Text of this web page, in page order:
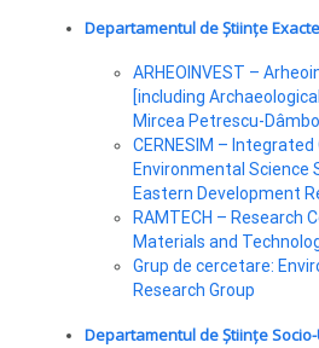
Departamentul de Științe
ARHEOINVEST –
[including
Mircea Petrescu-
CERNESIM –
Environmental Science
Eastern Development
RAMTECH – Research
Materials and
Grup de cercetare:
Research Group
Departamentul de Științe